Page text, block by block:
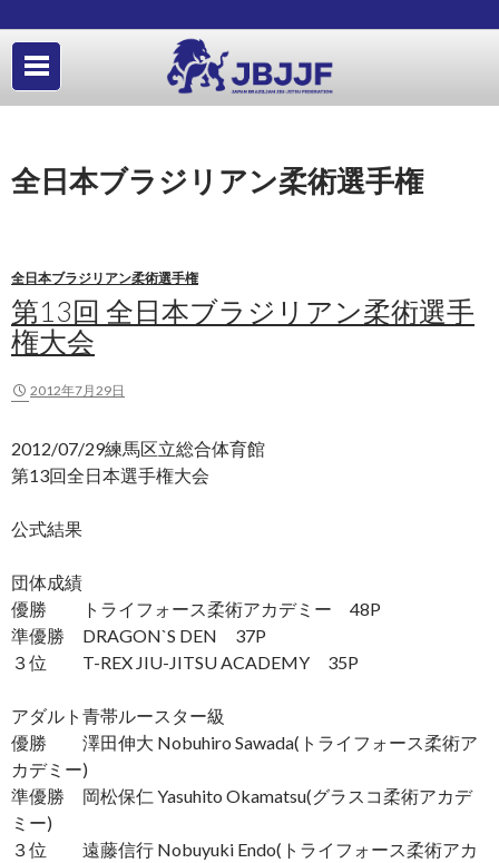
全日本ブラジリアン柔術選手権
全日本ブラジリアン柔術選手権
第13回 全日本ブラジリアン柔術選手
権大会
2012年7月29日
2012/07/29練馬区立総合体育館
第13回全日本選手権大会
公式結果
団体成績
優勝 トライフォース柔術アカデミー 48P
準優勝 DRAGON`S DEN 37P
３位 T-REX JIU-JITSU ACADEMY 35P
アダルト青帯ルースター級
優勝 澤田伸大 Nobuhiro Sawada(トライフォース柔術ア
カデミー)
準優勝 岡松保仁 Yasuhito Okamatsu(グラスコ柔術アカデ
ミー)
３位 遠藤信行 Nobuyuki Endo(トライフォース柔術アカ